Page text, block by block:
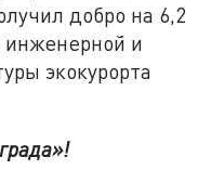
добро на 6,2
инженерной и
экокурорта